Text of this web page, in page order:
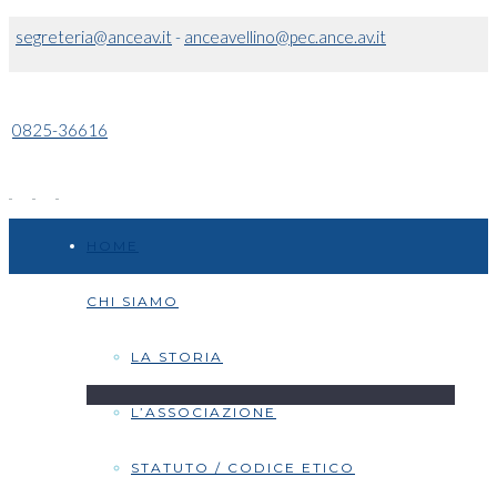
segreteria@anceav.it- anceavellino@pec.ance.av.it
0825-36616
CHI SIAMO
LA STORIA
L’ASSOCIAZIONE
STATUTO / CODICE ETICO